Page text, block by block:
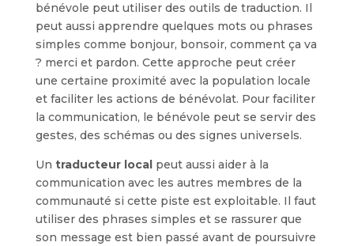
bénévole peut utiliser des outils de traduction. Il
peut aussi apprendre quelques mots ou phrases
simples comme bonjour, bonsoir, comment ça va
? merci et pardon. Cette approche peut créer
une certaine proximité avec la population locale
et faciliter les actions de bénévolat. Pour faciliter
la communication, le bénévole peut se servir des
gestes, des schémas ou des signes universels.
Un traducteur localpeut aussi aider à la
communication avec les autres membres de la
communauté si cette piste est exploitable. Il faut
utiliser des phrases simples et se rassurer que
son message est bien passé avant de poursuivre